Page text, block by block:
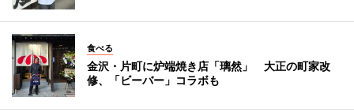
食べる
金沢・片町に炉端焼き店「璃然」 大正の町家改
修、「ビーバー」コラボも